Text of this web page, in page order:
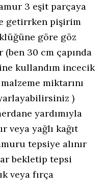
3 eşit parçaya
getirrken pişirim
göre göz
30 cm çapında
kullandım incecik
miktarını
)
yardımıyla
veya yağlı kağıt
tepsiye alınır
bekletip tepsi
veya fırça